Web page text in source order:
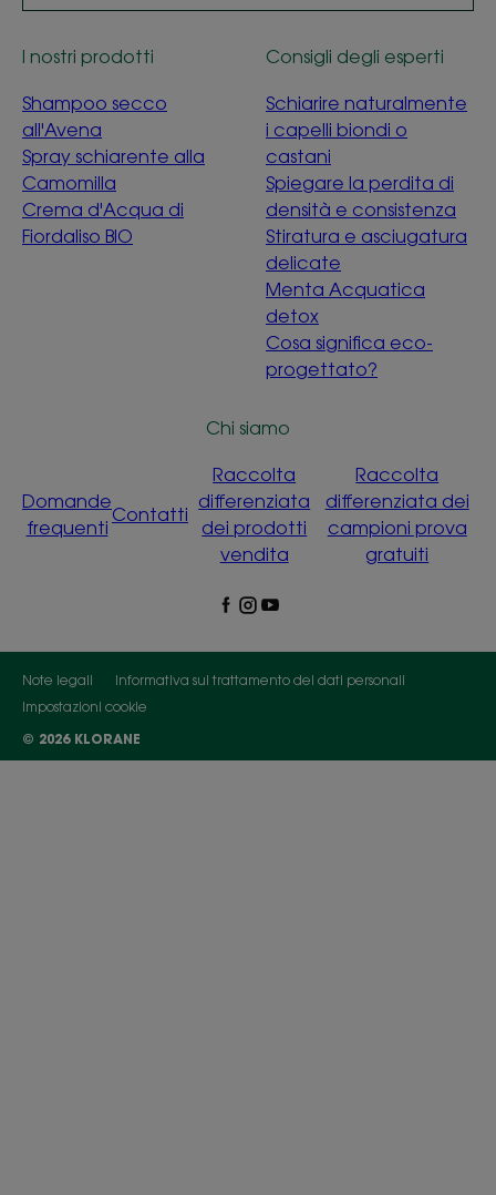
I nostri prodotti
Shampoo secco
all'Avena
Spray schiarente alla
Camomilla
Crema d'Acqua di
Fiordaliso BIO
Consigli degli esperti
Schiarire naturalmente
i capelli biondi o
castani
Spiegare la perdita di
densità e consistenza
Stiratura e asciugatura
delicate
Menta Acquatica
detox
Cosa significa eco-
progettato?
Chi siamo
Domande
frequenti
Contatti
Raccolta
differenziata
dei prodotti
vendita
Raccolta
differenziata dei
campioni prova
gratuiti
Note legali
Informativa sul trattamento dei dati personali
Impostazioni cookie
© 2026 KLORANE